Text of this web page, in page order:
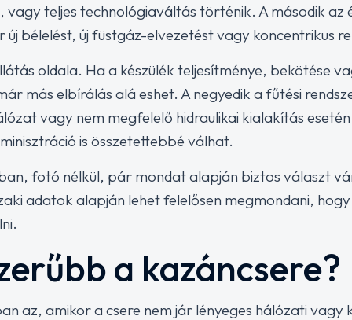
vagy teljes technológiaváltás történik. A második
új bélelést, új füstgáz-elvezetést vagy koncentrikus
oldala. Ha a készülék teljesítménye, bekötése
más elbírálás alá eshet. A negyedik a fűtési
vagy nem megfelelő hidraulikai kialakítás
is összetettebbé válhat.
fotó nélkül, pár mondat alapján biztos választ
adatok alapján lehet felelősen megmondani, hogy
a kazáncsere?
az, amikor a csere nem jár lényeges hálózati vagy